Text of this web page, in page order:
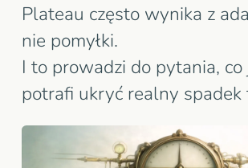
Plateau często wynika z
nie pomyłki.
I to prowadzi do pytania, co
potrafi ukryć realny spadek